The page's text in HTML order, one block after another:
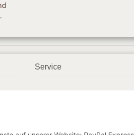
Service
Geschenkgutscheine